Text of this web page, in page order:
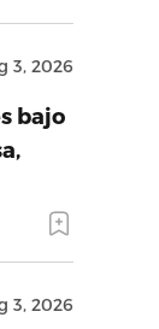
3, 2026
bajo
3, 2026